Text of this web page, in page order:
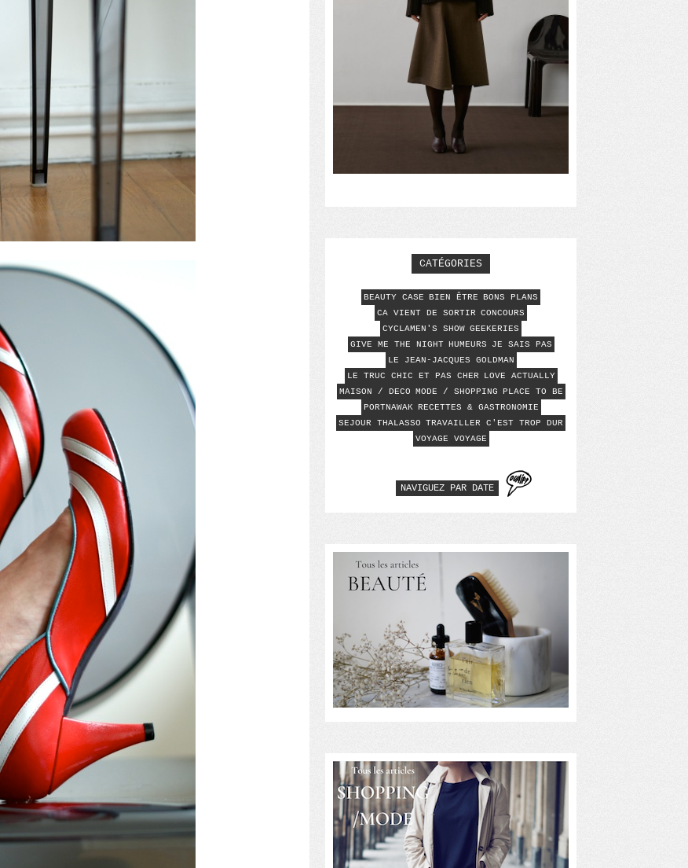
CATÉGORIES
BEAUTY CASE BIEN ÊTRE BONS PLANS
CA VIENT DE SORTIR CONCOURS
CYCLAMEN'S SHOW GEEKERIES
GIVE ME THE NIGHT HUMEURS
JE SAIS PAS
LE JEAN-JACQUES GOLDMAN
LE TRUC CHIC ET PAS CHER
LOVE ACTUALLY
MAISON / DECO MODE / SHOPPING PLACE TO BE
PORTNAWAK RECETTES & GASTRONOMIE
SEJOUR THALASSO TRAVAILLER C'EST TROP DUR
VOYAGE VOYAGE
NAVIGUEZ PAR DATE